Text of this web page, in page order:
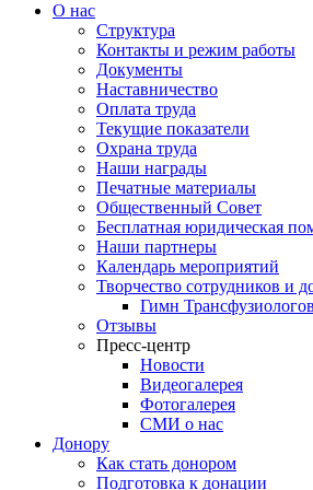
О нас
Структура
Контакты и режим работы
Документы
Наставничество
Оплата труда
Текущие показатели
Охрана труда
Наши награды
Печатные материалы
Общественный Совет
Бесплатная юридическая
Наши партнеры
Календарь мероприятий
Творчество сотрудников и
Гимн Трансфузиологов
Отзывы
Пресс-центр
Новости
Видеогалерея
Фотогалерея
СМИ о нас
Донору
Как стать донором
Подготовка к донации